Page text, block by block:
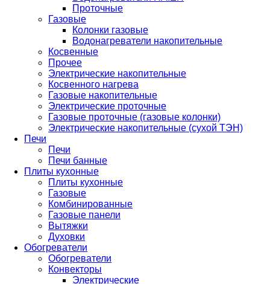
Проточные
Газовые
Колонки газовые
Водонагреватели накопительные
Косвенные
Прочее
Электрические накопительные
Косвенного нагрева
Газовые накопительные
Электрические проточные
Газовые проточные (газовые колонки)
Электрические накопительные (сухой ТЭН)
Печи
Печи
Печи банные
Плиты кухонные
Плиты кухонные
Газовые
Комбинированные
Газовые панели
Вытяжки
Духовки
Обогреватели
Обогреватели
Конвекторы
Электрические